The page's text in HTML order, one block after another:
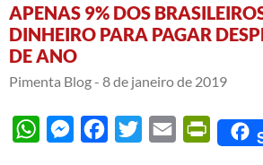
APENAS 9% DOS
DINHEIRO PARA PAGAR
DE ANO
Pimenta Blog - 8 de janeiro de 2019
WhatsAppMessengerFacebook
Twitter Email